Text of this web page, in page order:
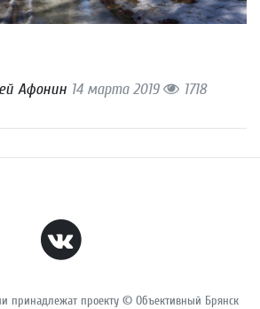
Афонин 14 марта 2019 1718
принадлежат проекту © Объективный Брянск